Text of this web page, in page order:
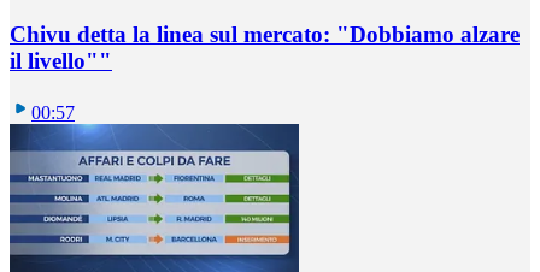
Chivu detta la linea sul mercato: "Dobbiamo alzare
il livello""
00:57